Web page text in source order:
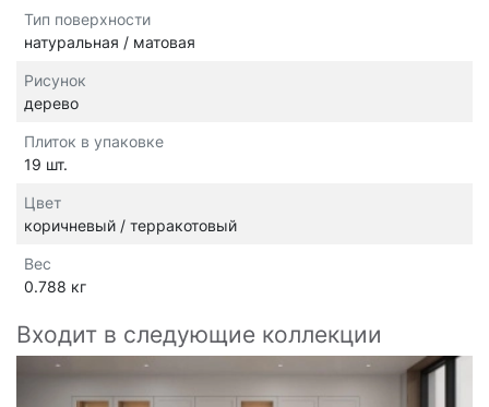
Тип поверхности
натуральная / матовая
Рисунок
дерево
Плиток в упаковке
19 шт.
Цвет
коричневый / терракотовый
Вес
0.788 кг
Входит в следующие коллекции